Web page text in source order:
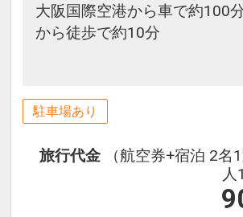
大阪国際空港から車で約100
から徒歩で約10分
駐車場あり
旅行代金
（航空券+宿泊 2名
人